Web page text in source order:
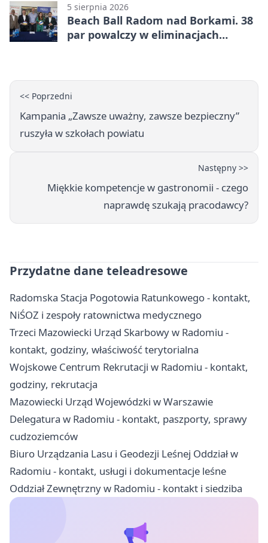
5 sierpnia 2026
Beach Ball Radom nad Borkami. 38
par powalczy w eliminacjach
<< Poprzedni
Kampania „Zawsze uważny, zawsze bezpieczny”
ruszyła w szkołach powiatu
Następny >>
Miękkie kompetencje w gastronomii - czego
naprawdę szukają pracodawcy?
Przydatne dane teleadresowe
Radomska Stacja Pogotowia Ratunkowego - kontakt,
NiŚOZ i zespoły ratownictwa medycznego
Trzeci Mazowiecki Urząd Skarbowy w Radomiu -
kontakt, godziny, właściwość terytorialna
Wojskowe Centrum Rekrutacji w Radomiu - kontakt,
godziny, rekrutacja
Mazowiecki Urząd Wojewódzki w Warszawie
Delegatura w Radomiu - kontakt, paszporty, sprawy
cudzoziemców
Biuro Urządzania Lasu i Geodezji Leśnej Oddział w
Radomiu - kontakt, usługi i dokumentacje leśne
Oddział Zewnętrzny w Radomiu - kontakt i siedziba